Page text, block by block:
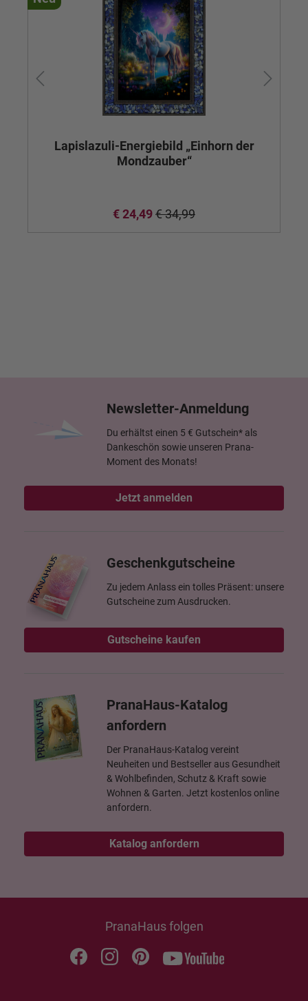
Lapislazuli-Energiebild „Einhorn der
Mondzauber“
€ 24,49€ 34,99
Newsletter-Anmeldung
Du erhältst einen 5 € Gutschein* als
Dankeschön sowie unseren Prana-
Moment des Monats!
Jetzt anmelden
Geschenkgutscheine
Zu jedem Anlass ein tolles Präsent: unsere
Gutscheine zum Ausdrucken.
Gutscheine kaufen
PranaHaus-Katalog
anfordern
Der PranaHaus-Katalog vereint
Neuheiten und Bestseller aus Gesundheit
& Wohlbefinden, Schutz & Kraft sowie
Wohnen & Garten. Jetzt kostenlos online
anfordern.
Katalog anfordern
PranaHaus folgen